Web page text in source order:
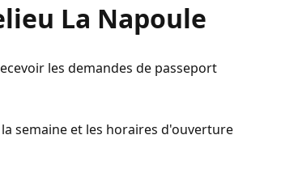
La Napoule
les demandes de passeport
semaine et les horaires d'ouverture